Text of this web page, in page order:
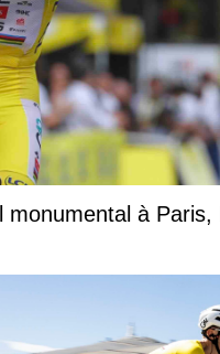
monumental à Paris,